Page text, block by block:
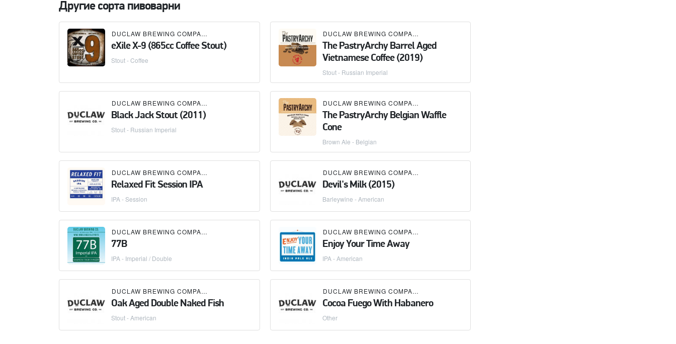
Другие сорта пивоварни
DUCLAW BREWING COMPANY
eXile X-9 (865cc Coffee Stout)
Stout - Coffee
DUCLAW BREWING COMPANY
The PastryArchy Barrel Aged
Vietnamese Coffee (2019)
Stout - Russian Imperial
DUCLAW BREWING COMPANY
Black Jack Stout (2011)
Stout - Russian Imperial
DUCLAW BREWING COMPANY
The PastryArchy Belgian Waffle
Cone
Brown Ale - Belgian
DUCLAW BREWING COMPANY
Relaxed Fit Session IPA
IPA - Session
DUCLAW BREWING COMPANY
Devil's Milk (2015)
Barleywine - American
DUCLAW BREWING COMPANY
77B
IPA - Imperial / Double
DUCLAW BREWING COMPANY
Enjoy Your Time Away
IPA - American
DUCLAW BREWING COMPANY
Oak Aged Double Naked Fish
Stout - American
DUCLAW BREWING COMPANY
Cocoa Fuego With Habanero
Other